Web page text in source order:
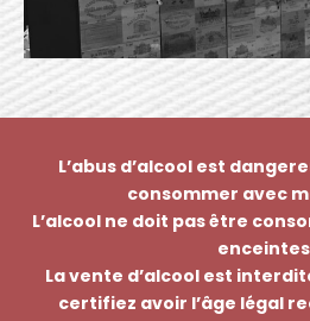
L’abus d’alcool est
consommer avec
L’alcool ne doit pas être
La vente d’alcool est
certifiez avoir l’âge légal